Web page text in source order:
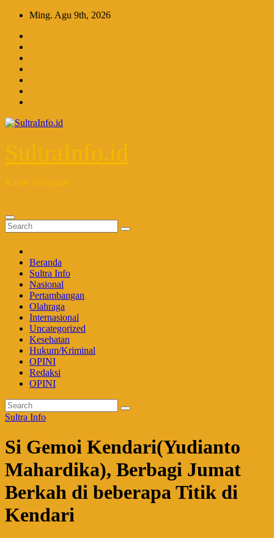
Skip
content
Ming. Agu 9th, 2026
SultraInfo.id
Kabar Terupdate
Beranda
Sultra Info
Nasional
Pertambangan
Olahraga
Internasional
Uncategorized
Kesehatan
Hukum/Kriminal
OPINI
Redaksi
OPINI
Sultra Info
Si Gemoi Kendari(Yudianto
Mahardika), Berbagi Jumat
Berkah di beberapa Titik di
Kendari